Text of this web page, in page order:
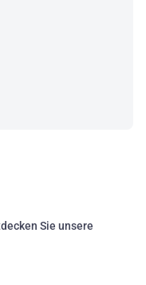
Sie unsere